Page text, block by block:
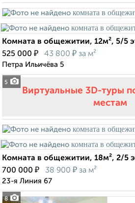
5
Комната в общежитии, 12м², 5/5
525 000 ₽ 43 800 ₽ за м²
Петра Ильичёва 5
Виртуальные 3D-туры
местам
8
Комната в общежитии, 18м², 2/5
700 000 ₽ 38 900 ₽ за м²
23-я Линия 67